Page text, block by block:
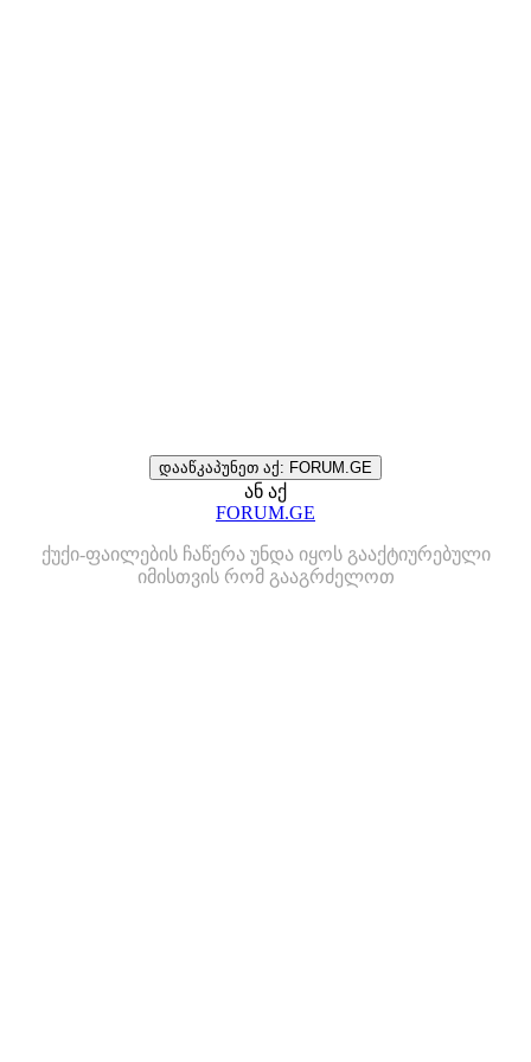
დააწკაპუნეთ აქ: FORUM.GE
ან აქ
FORUM.GE
ქუქი-ფაილების ჩაწერა უნდა იყოს გააქტიურებული
იმისთვის რომ გააგრძელოთ